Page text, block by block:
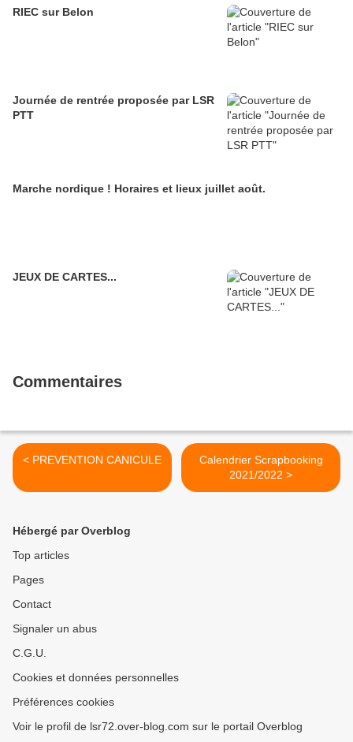
RIEC sur Belon
Journée de rentrée proposée par LSR
PTT
Marche nordique ! Horaires et lieux juillet août.
JEUX DE CARTES...
Commentaires
< PREVENTION CANICULE
Calendrier Scrapbooking
2021/2022 >
Hébergé par Overblog
Top articles
Pages
Contact
Signaler un abus
C.G.U.
Cookies et données personnelles
Préférences cookies
Voir le profil de lsr72.over-blog.com sur le portail Overblog